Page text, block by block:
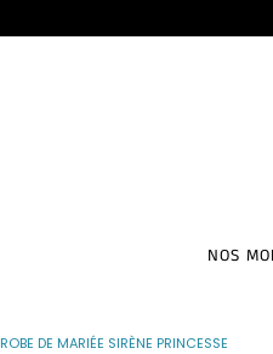
NOS
ROBE DE MARIÉE SIRÈNE PRINCESSE